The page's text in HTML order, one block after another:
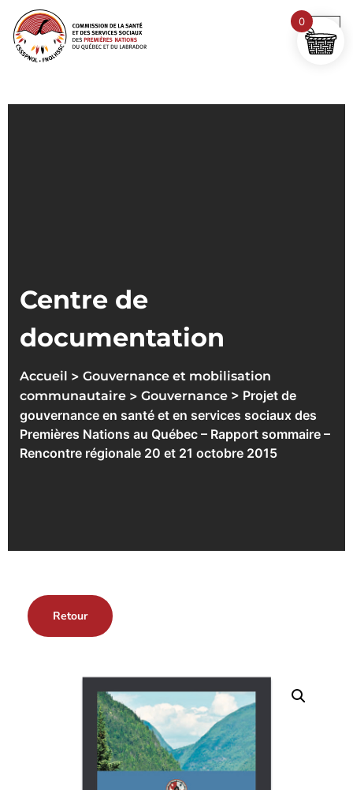
Centre de
documentation
Accueil > Gouvernance et mobilisation
communautaire > Gouvernance > Projet de
gouvernance en santé et en services sociaux des
Premières Nations au Québec – Rapport sommaire –
Rencontre régionale 20 et 21 octobre 2015
Retour
0